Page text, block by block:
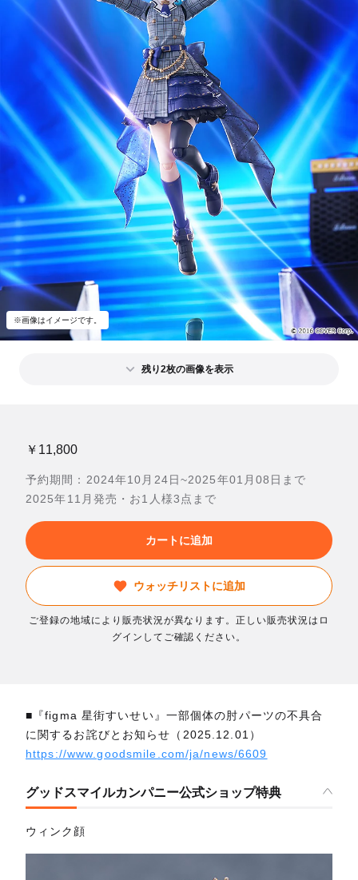
※画像はイメージです。
残り2枚の画像を表示
￥11,800
予約期間：2024年10月24日~2025年01月08日まで
2025年11月発売・お1人様3点まで
カートに追加
ウォッチリストに追加
ご登録の地域により販売状況が異なります。正しい販売状況はロ
グインしてご確認ください。
■『figma 星街すいせい』一部個体の肘パーツの不具合
に関するお詫びとお知らせ（2025.12.01）
https://www.goodsmile.com/ja/news/6609
グッドスマイルカンパニー公式ショップ特典
ウィンク顔